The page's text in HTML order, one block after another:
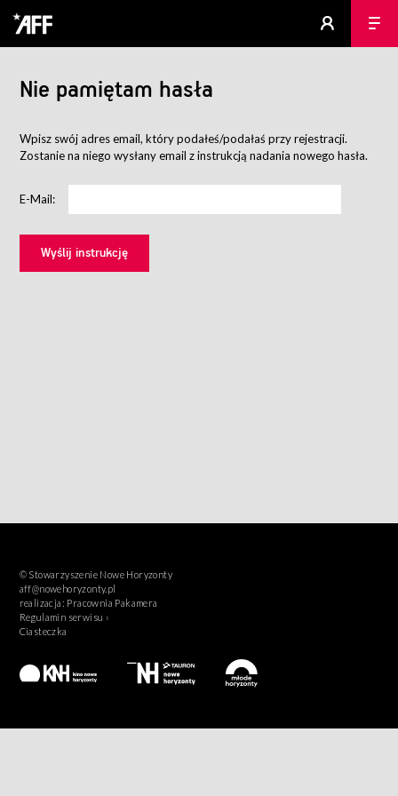
Nie pamiętam hasła
Wpisz swój adres email, który podałeś/podałaś przy rejestracji.
Zostanie na niego wysłany email z instrukcją nadania nowego hasła.
E-Mail:
© Stowarzyszenie Nowe Horyzonty
aff@nowehoryzonty.pl
realizacja: Pracownia Pakamera
Regulamin serwisu ›
Ciasteczka